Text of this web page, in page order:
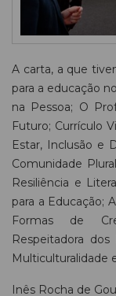
A carta, a que
para a educação
na Pessoa; O
Futuro; Currículo
Estar, Inclusão e
Comunidade
Resiliência e
para a Educação;
Formas de
Respeitadora
Multiculturalidade
Inês Rocha de